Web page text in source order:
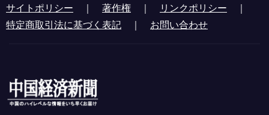
サイトポリシー ｜ 著作権 ｜ リンクポリシー ｜
特定商取引法に基づく表記 ｜ お問い合わせ